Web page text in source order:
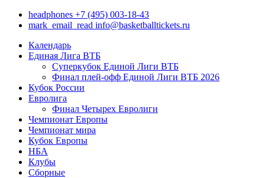
headphones +7 (495) 003-18-43
mark_email_read info@basketballtickets.ru
Календарь
Единая Лига ВТБ
Суперкубок Единой Лиги ВТБ
Финал плей-офф Единой Лиги ВТБ 2026
Кубок России
Евролига
Финал Четырех Евролиги
Чемпионат Европы
Чемпионат мира
Кубок Европы
НБА
Клубы
Сборные